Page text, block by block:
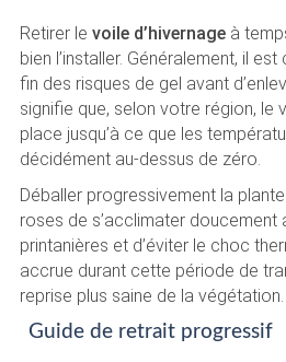
Retirer le voile d’hivernageà
bien l’installer. Généralement, il
fin des risques de gel avant
signifie que, selon votre région, le
place jusqu’à ce que les
décidément au-dessus de zéro.
Déballer progressivement la
roses de s’acclimater doucement
printanières et d’éviter le choc
accrue durant cette période de
reprise plus saine de la végétation.
Guide de retrait progressif